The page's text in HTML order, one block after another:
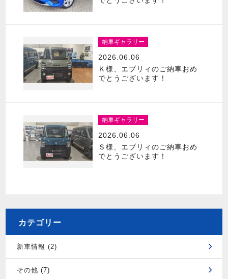
納車ギャラリー
2026.06.06
Ｋ様、エブリィのご納車おめ
でとうございます！
納車ギャラリー
2026.06.06
Ｓ様、エブリィのご納車おめ
でとうございます！
カテゴリー
新車情報 (2)
その他 (7)